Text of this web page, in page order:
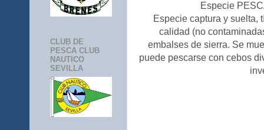
Especie
Especie captura y suelta,
calidad (no
embalses de sierra. Se
puede pescarse con cebos
CLUB DE
PESCA CLUB
NAUTICO
SEVILLA